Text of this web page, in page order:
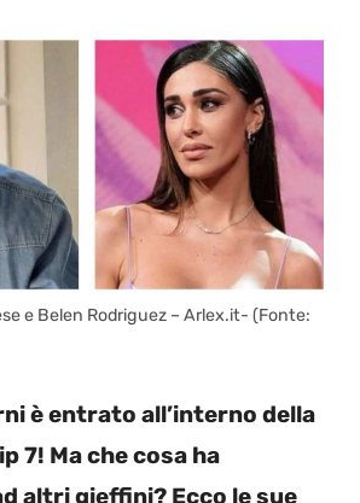
e Belen Rodriguez – Arlex.it- (Fonte:
è entrato all’interno della
7! Ma che cosa ha
altri gieffini? Ecco le sue